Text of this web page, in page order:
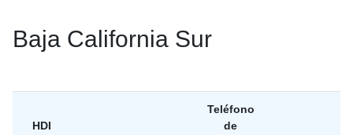
Baja California Sur
HDI
Teléfono
de